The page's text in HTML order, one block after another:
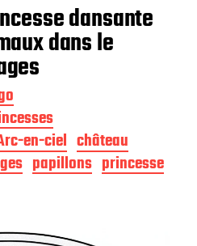
dansante
dans le
en-ciel château
papillons princesse